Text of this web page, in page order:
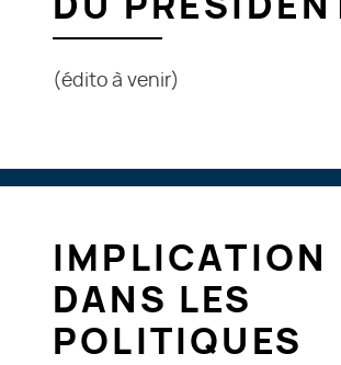
DU PRÉSIDENT
(édito à venir)
IMPLICATION
DANS LES
POLITIQUES